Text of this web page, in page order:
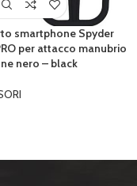
smartphone Spyder
per attacco manubrio
nero – black